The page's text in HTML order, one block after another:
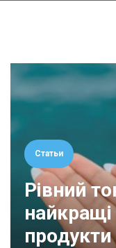
Статьи
Рівний
найкращі
продукти